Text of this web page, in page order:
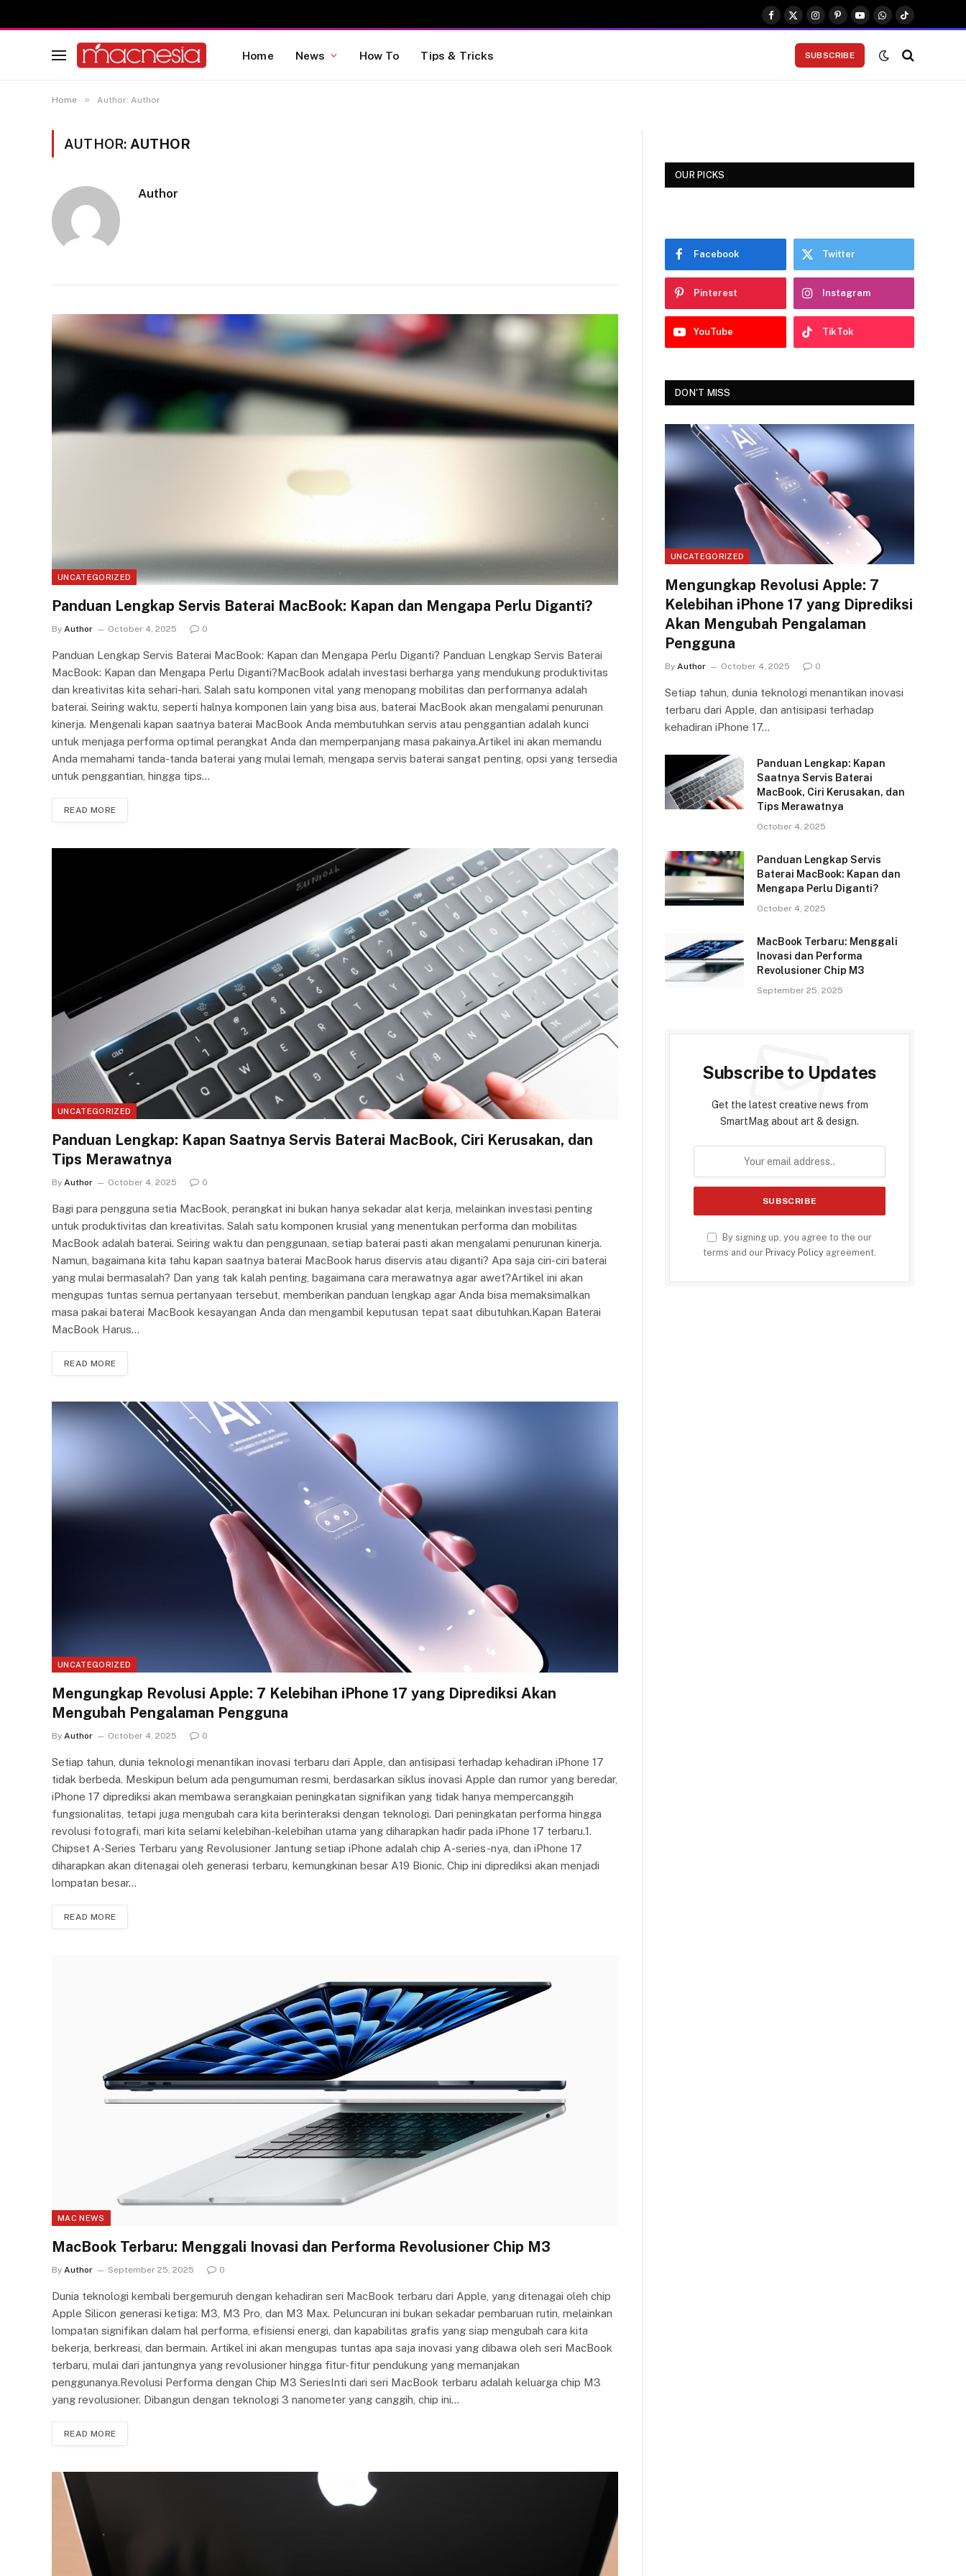
Facebook
X
Instagram
PinterestYouTubeWhatsApp
TikTok
Home News How To Tips & Tricks SUBSCRIBE
Home » Author: Author
AUTHOR: AUTHOR
Author
UNCATEGORIZED
Panduan Lengkap Servis Baterai MacBook: Kapan dan Mengapa Perlu Diganti?
By Author October 4, 2025 0
Panduan Lengkap Servis Baterai MacBook: Kapan dan Mengapa Perlu Diganti? Panduan Lengkap Servis Baterai
MacBook: Kapan dan Mengapa Perlu Diganti?MacBook adalah investasi berharga yang mendukung produktivitas
dan kreativitas kita sehari-hari. Salah satu komponen vital yang menopang mobilitas dan performanya adalah
baterai. Seiring waktu, seperti halnya komponen lain yang bisa aus, baterai MacBook akan mengalami penurunan
kinerja. Mengenali kapan saatnya baterai MacBook Anda membutuhkan servis atau penggantian adalah kunci
untuk menjaga performa optimal perangkat Anda dan memperpanjang masa pakainya.Artikel ini akan memandu
Anda memahami tanda-tanda baterai yang mulai lemah, mengapa servis baterai sangat penting, opsi yang tersedia
untuk penggantian, hingga tips…
READ MORE
UNCATEGORIZED
Panduan Lengkap: Kapan Saatnya Servis Baterai MacBook, Ciri Kerusakan, dan
Tips Merawatnya
By Author October 4, 2025 0
Bagi para pengguna setia MacBook, perangkat ini bukan hanya sekadar alat kerja, melainkan investasi penting
untuk produktivitas dan kreativitas. Salah satu komponen krusial yang menentukan performa dan mobilitas
MacBook adalah baterai. Seiring waktu dan penggunaan, setiap baterai pasti akan mengalami penurunan kinerja.
Namun, bagaimana kita tahu kapan saatnya baterai MacBook harus diservis atau diganti? Apa saja ciri-ciri baterai
yang mulai bermasalah? Dan yang tak kalah penting, bagaimana cara merawatnya agar awet?Artikel ini akan
mengupas tuntas semua pertanyaan tersebut, memberikan panduan lengkap agar Anda bisa memaksimalkan
masa pakai baterai MacBook kesayangan Anda dan mengambil keputusan tepat saat dibutuhkan.Kapan Baterai
MacBook Harus…
READ MORE
UNCATEGORIZED
Mengungkap Revolusi Apple: 7 Kelebihan iPhone 17 yang Diprediksi Akan
Mengubah Pengalaman Pengguna
By Author October 4, 2025 0
Setiap tahun, dunia teknologi menantikan inovasi terbaru dari Apple, dan antisipasi terhadap kehadiran iPhone 17
tidak berbeda. Meskipun belum ada pengumuman resmi, berdasarkan siklus inovasi Apple dan rumor yang beredar,
iPhone 17 diprediksi akan membawa serangkaian peningkatan signifikan yang tidak hanya mempercanggih
fungsionalitas, tetapi juga mengubah cara kita berinteraksi dengan teknologi. Dari peningkatan performa hingga
revolusi fotografi, mari kita selami kelebihan-kelebihan utama yang diharapkan hadir pada iPhone 17 terbaru.1.
Chipset A-Series Terbaru yang Revolusioner Jantung setiap iPhone adalah chip A-series-nya, dan iPhone 17
diharapkan akan ditenagai oleh generasi terbaru, kemungkinan besar A19 Bionic. Chip ini diprediksi akan menjadi
lompatan besar…
READ MORE
MAC NEWS
MacBook Terbaru: Menggali Inovasi dan Performa Revolusioner Chip M3
By Author September 25, 2025 0
Dunia teknologi kembali bergemuruh dengan kehadiran seri MacBook terbaru dari Apple, yang ditenagai oleh chip
Apple Silicon generasi ketiga: M3, M3 Pro, dan M3 Max. Peluncuran ini bukan sekadar pembaruan rutin, melainkan
lompatan signifikan dalam hal performa, efisiensi energi, dan kapabilitas grafis yang siap mengubah cara kita
bekerja, berkreasi, dan bermain. Artikel ini akan mengupas tuntas apa saja inovasi yang dibawa oleh seri MacBook
terbaru, mulai dari jantungnya yang revolusioner hingga fitur-fitur pendukung yang memanjakan
penggunanya.Revolusi Performa dengan Chip M3 SeriesInti dari seri MacBook terbaru adalah keluarga chip M3
yang revolusioner. Dibangun dengan teknologi 3 nanometer yang canggih, chip ini…
READ MORE
OUR PICKS
Facebook Twitter
Pinterest Instagram
YouTube TikTok
DON'T MISS
UNCATEGORIZED
Mengungkap Revolusi Apple: 7
Kelebihan iPhone 17 yang Diprediksi
Akan Mengubah Pengalaman
Pengguna
By Author October 4, 2025 0
Setiap tahun, dunia teknologi menantikan inovasi
terbaru dari Apple, dan antisipasi terhadap
kehadiran iPhone 17…
Panduan Lengkap: Kapan
Saatnya Servis Baterai
MacBook, Ciri Kerusakan, dan
Tips Merawatnya
October 4, 2025
Panduan Lengkap Servis
Baterai MacBook: Kapan dan
Mengapa Perlu Diganti?
October 4, 2025
MacBook Terbaru: Menggali
Inovasi dan Performa
Revolusioner Chip M3
September 25, 2025
Subscribe to Updates
Get the latest creative news from
SmartMag about art & design.
By signing up, you agree to the our
terms and our Privacy Policy agreement.